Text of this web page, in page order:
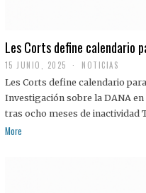
Les Corts define calendario
15 JUNIO, 2025 NOTICIAS
Les Corts define calendario
Investigación sobre la DANA
tras ocho meses de inactividad
More